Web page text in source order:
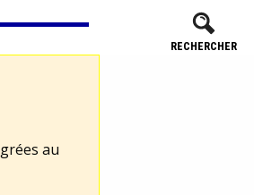
RECHERCHER
au